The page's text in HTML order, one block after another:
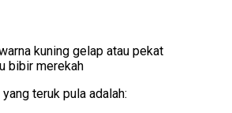
kuning gelap atau pekat
bibir merekah
teruk pula adalah: